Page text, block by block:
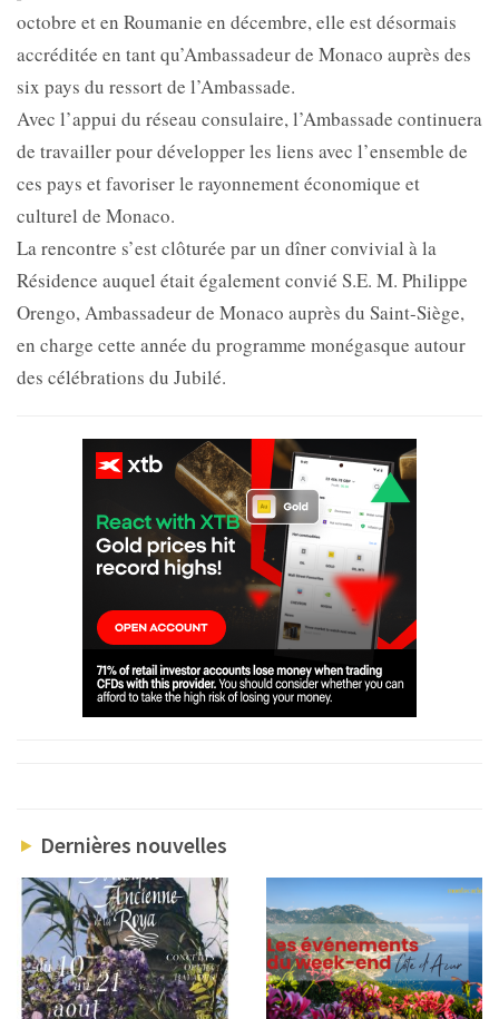
octobre et en Roumanie en décembre, elle est désormais
accréditée en tant qu’Ambassadeur de Monaco auprès des
six pays du ressort de l’Ambassade.
Avec l’appui du réseau consulaire, l’Ambassade continuera
de travailler pour développer les liens avec l’ensemble de
ces pays et favoriser le rayonnement économique et
culturel de Monaco.
La rencontre s’est clôturée par un dîner convivial à la
Résidence auquel était également convié S.E. M. Philippe
Orengo, Ambassadeur de Monaco auprès du Saint-Siège,
en charge cette année du programme monégasque autour
des célébrations du Jubilé.
Dernières nouvelles